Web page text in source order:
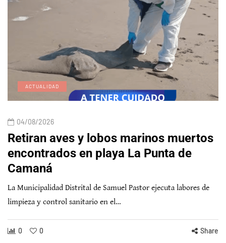
ACTUALIDAD
04/08/2026
Retiran aves y lobos marinos muertos
encontrados en playa La Punta de
Camaná
La Municipalidad Distrital de Samuel Pastor ejecuta labores de
limpieza y control sanitario en el…
0 0 Share